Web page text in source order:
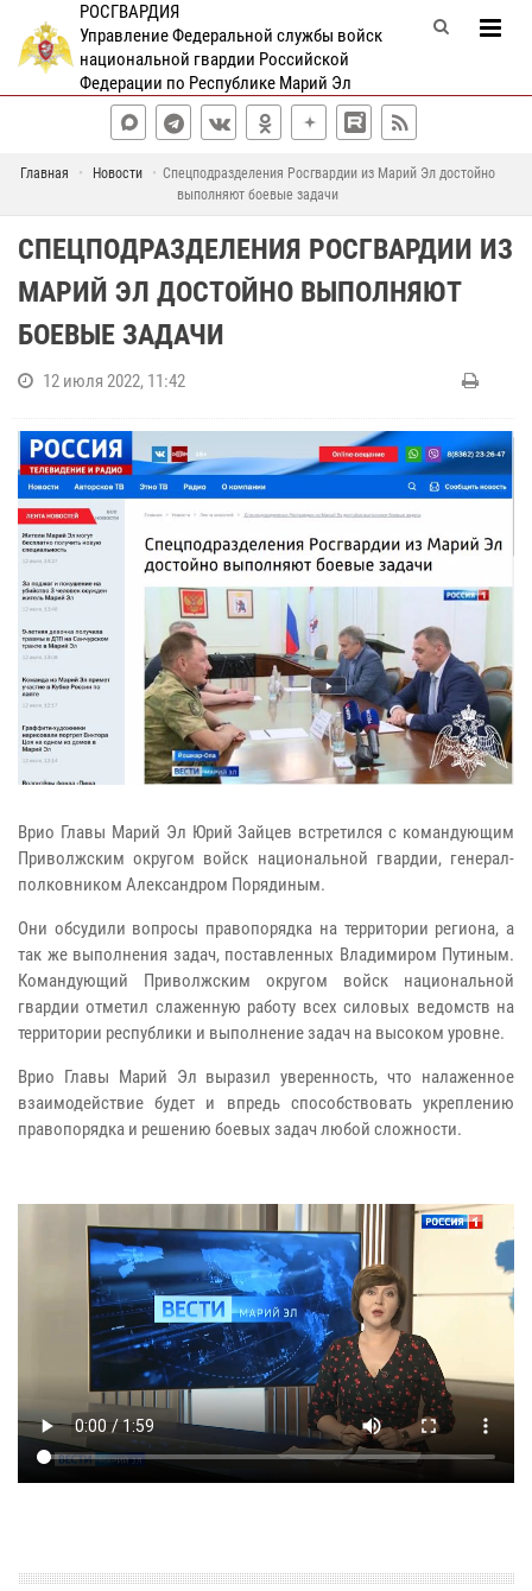
РОСГВАРДИЯ
Управление Федеральной службы войск
национальной гвардии Российской
Федерации по Республике Марий Эл
Главная Новости
Спецподразделения Росгвардии из Марий Эл достойно
выполняют боевые задачи
СПЕЦПОДРАЗДЕЛЕНИЯ РОСГВАРДИИ ИЗ
МАРИЙ ЭЛ ДОСТОЙНО ВЫПОЛНЯЮТ
БОЕВЫЕ ЗАДАЧИ
12 июля 2022, 11:42
Врио Главы Марий Эл Юрий Зайцев встретился с командующим
Приволжским округом войск национальной гвардии, генерал-
полковником Александром Порядиным.
Они обсудили вопросы правопорядка на территории региона, а
так же выполнения задач, поставленных Владимиром Путиным.
Командующий Приволжским округом войск национальной
гвардии отметил слаженную работу всех силовых ведомств на
территории республики и выполнение задач на высоком уровне.
Врио Главы Марий Эл выразил уверенность, что налаженное
взаимодействие будет и впредь способствовать укреплению
правопорядка и решению боевых задач любой сложности.